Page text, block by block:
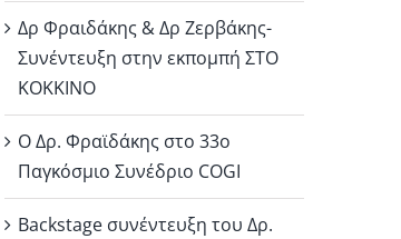
Δρ Φραιδάκης & Δρ Ζερβάκης-
Συνέντευξη στην εκπομπή ΣΤΟ
ΚΟΚΚΙΝΟ
Ο Δρ. Φραϊδάκης στο 33ο
Παγκόσμιο Συνέδριο COGI
Backstage συνέντευξη του Δρ.